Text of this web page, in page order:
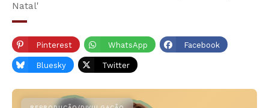
Natal'
Pinterest WhatsApp Facebook
Bluesky Twitter